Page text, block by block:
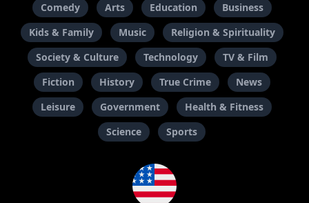
Comedy Arts Education
Business
Kids & Family
Music
Religion & Spirituality
Society & Culture
Technology
TV & Film
Fiction
History True Crime
News
Leisure
Government
Health & Fitness
Science
Sports